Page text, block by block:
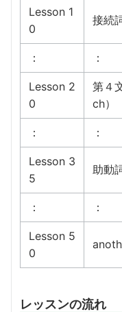
Lesson 1
0
接続
： ：
Lesson 2
0
第４
ch）
： ：
Lesson 3
5
助動
： ：
Lesson 5
0
レッスンの流れ